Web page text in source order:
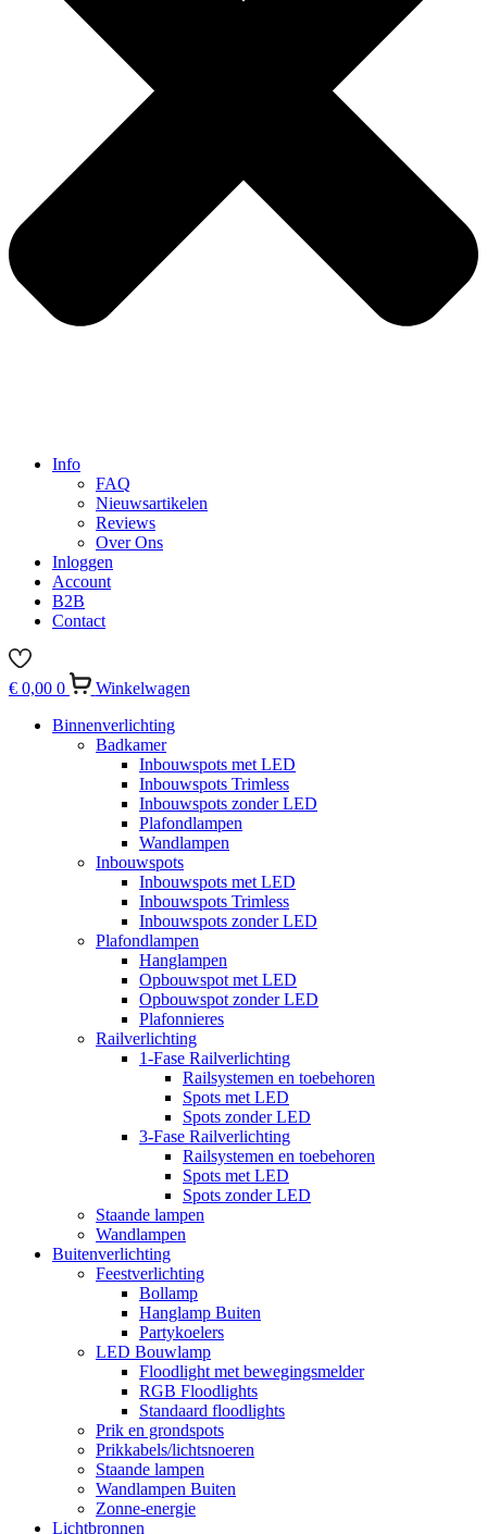
Info
FAQ
Nieuwsartikelen
Reviews
Over Ons
Inloggen
Account
B2B
Contact
€ 0,00 0
Winkelwagen
Binnenverlichting
Badkamer
Inbouwspots met LED
Inbouwspots Trimless
Inbouwspots zonder LED
Plafondlampen
Wandlampen
Inbouwspots
Inbouwspots met LED
Inbouwspots Trimless
Inbouwspots zonder LED
Plafondlampen
Hanglampen
Opbouwspot met LED
Opbouwspot zonder LED
Plafonnieres
Railverlichting
1-Fase Railverlichting
Railsystemen en toebehoren
Spots met LED
Spots zonder LED
3-Fase Railverlichting
Railsystemen en toebehoren
Spots met LED
Spots zonder LED
Staande lampen
Wandlampen
Buitenverlichting
Feestverlichting
Bollamp
Hanglamp Buiten
Partykoelers
LED Bouwlamp
Floodlight met bewegingsmelder
RGB Floodlights
Standaard floodlights
Prik en grondspots
Prikkabels/lichtsnoeren
Staande lampen
Wandlampen Buiten
Zonne-energie
Lichtbronnen